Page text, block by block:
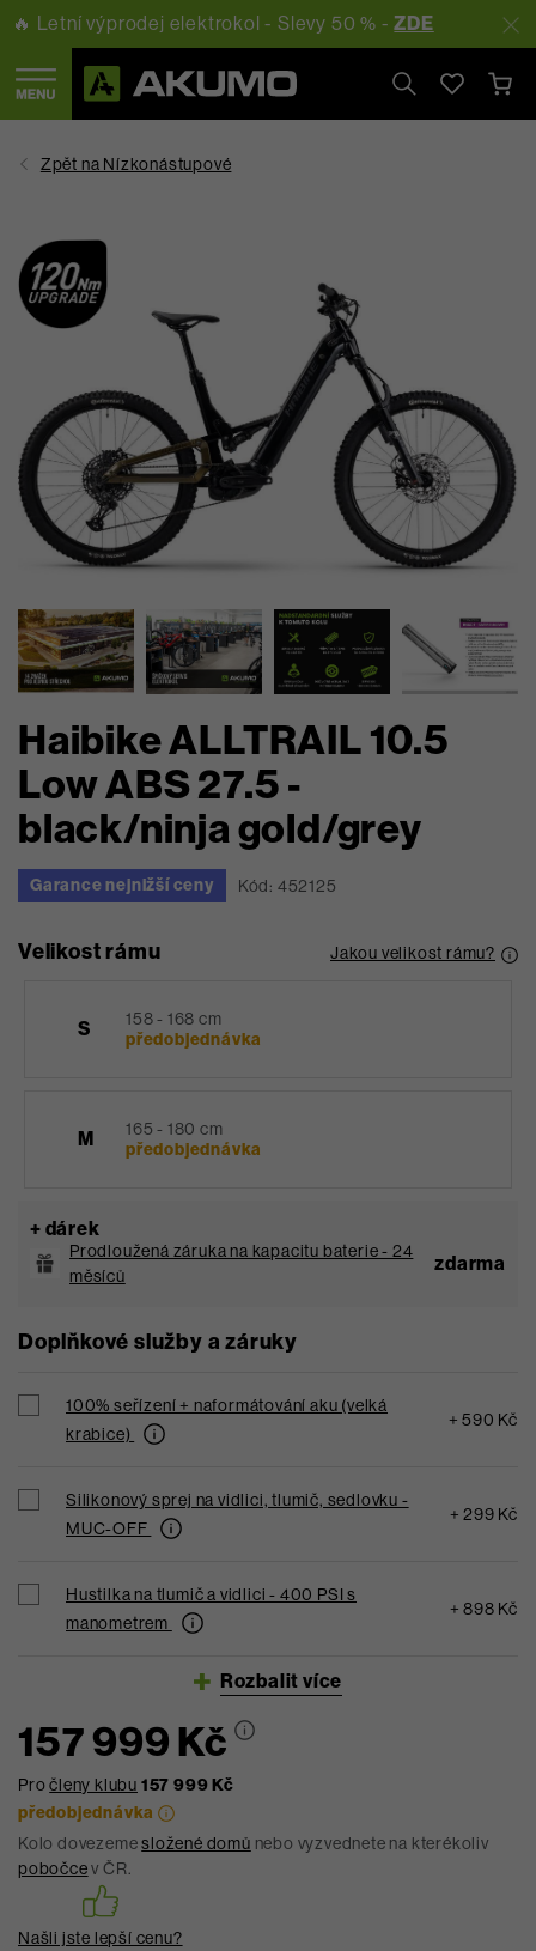
🔥 Letní výprodej elektrokol - Slevy 50 % -ZDE
Hledat
Haibike ALLTRAIL 10.5
Low ABS 27.5 -
black/ninja gold/grey
Garance nejnižší ceny Kód: 452125
Velikost rámu Jakou velikost rámu?
S 158 - 168 cm
předobjednávka
M 165 - 180 cm
předobjednávka
+ dárek
Prodloužená záruka na kapacitu baterie - 24
měsíců
zdarma
Doplňkové služby a záruky
100% seřízení + naformátování aku (velká
krabice)
+ 590 Kč
Silikonový sprej na vidlici, tlumič, sedlovku -
MUC-OFF
+ 299 Kč
Hustilka na tlumič a vidlici - 400 PSI s
manometrem
+ 898 Kč
Rozbalit více
157 999 Kč
Pročleny klubu 157 999 Kč
předobjednávka
Kolo dovezemesložené domů nebo vyzvednete na kterékoliv
pobočcev ČR.
Našli jste lepší cenu?